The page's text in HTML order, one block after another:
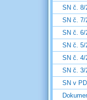
SN č. 8/
SN č. 7/
SN č. 6/
SN č. 5/
SN č. 4/
SN č. 3/
SN v